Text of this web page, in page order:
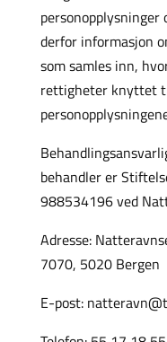
personopplysninger
derfor informasjon
som samles inn,
rettigheter knyttet
behandler er
988534196 ved
Adresse:
7070, 5020 Bergen
E-post: